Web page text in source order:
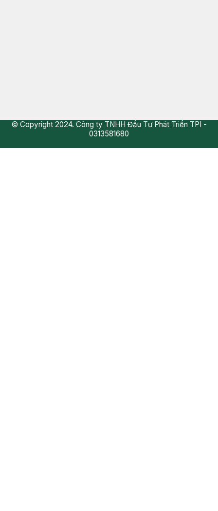
© Copyright 2024. Công ty TNHH Đầu Tư Phát Triển TPI -
0313581680